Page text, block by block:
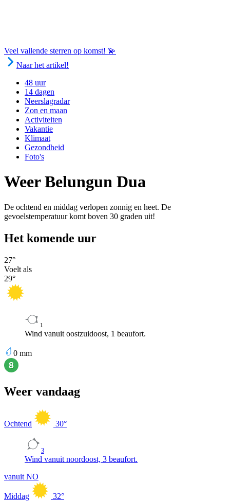
Veel vallende sterren op komst! 💫
Naar het artikel!
48 uur
14 dagen
Neerslagradar
Zon en maan
Activiteiten
Vakantie
Klimaat
Gezondheid
Foto's
Weer Belungun Dua
De ochtend en middag verlopen zonnig en heet. De
gevoelstemperatuur komt boven 30 graden uit!
Het komende uur
27°
Voelt als
29°
1
Wind vanuit oostzuidoost, 1 beaufort.
0 mm
Weer vandaag
Ochtend 30°
3
Wind vanuit noordoost, 3 beaufort.
vanuit NO
Middag 32°